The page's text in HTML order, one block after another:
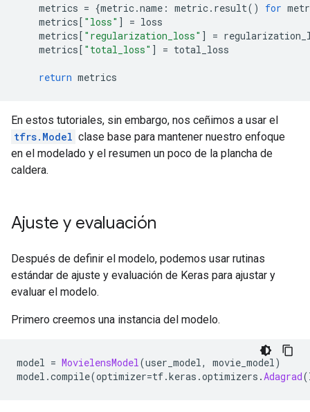
metrics = {metric.name : metric. result() for
metrics[ "loss" ] = loss
metrics[ "regularization_loss" ] =
metrics[ "total_loss" ] = total_loss
return metrics
En estos tutoriales, sin embargo, nos ceñimos a usar el
tfrs.Model clase base para mantener nuestro enfoque
en el modelado y el resumen un poco de la plancha de
caldera.
Ajuste y evaluación
Después de definir el modelo, podemos usar rutinas
estándar de ajuste y evaluación de Keras para ajustar y
evaluar el modelo.
Primero creemos una instancia del modelo.
model = MovielensModel(user_model, movie_model)
model .compile(optimizer=tf.keras .optimizers .Adagrad(